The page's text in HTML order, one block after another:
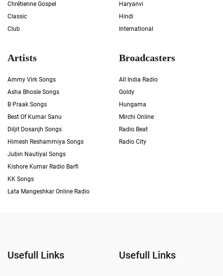
Chrétienne Gospel
Classic
Club
Haryanvi
Hindi
International
Artists
Ammy Virk Songs
Asha Bhosle Songs
B Praak Songs
Best Of Kumar Sanu
Diljit Dosanjh Songs
Himesh Reshammiya Songs
Jubin Nautiyal Songs
Kishore Kumar Radio Barfi
KK Songs
Lata Mangeshkar Online Radio
Broadcasters
All India Radio
Goldy
Hungama
Mirchi Online
Radio Beat
Radio City
Usefull Links Usefull Links